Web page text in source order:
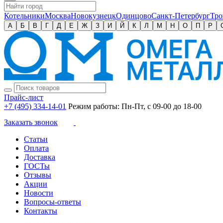
КотельникиМоскваНовокузнецкОдинцовоСанкт-Петербург
А Б В Г Д Е Ж З И Й К Л М Н О П Р
Прайс-лист
+7 (495) 334-14-01 Режим работы: Пн-Пт, с 09-00 до 18-00
Заказать звонок
Статьи
Оплата
Доставка
ГОСТы
Отзывы
Акции
Новости
Вопросы-ответы
Контакты